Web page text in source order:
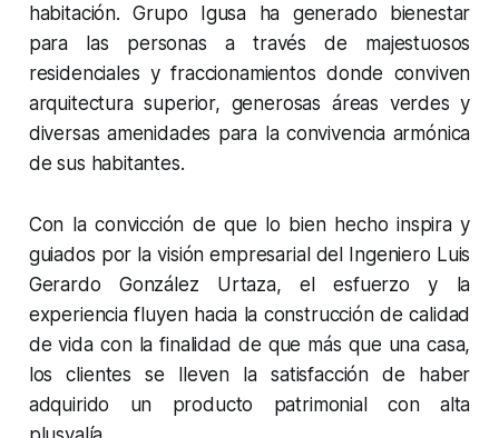
habitación. Grupo Igusa ha generado bienestar
para las personas a través de majestuosos
residenciales y fraccionamientos donde conviven
arquitectura superior, generosas áreas verdes y
diversas amenidades para la convivencia armónica
de sus habitantes.
Con la convicción de que lo bien hecho inspira y
guiados por la visión empresarial del Ingeniero Luis
Gerardo González Urtaza, el esfuerzo y la
experiencia fluyen hacia la construcción de calidad
de vida con la finalidad de que más que una casa,
los clientes se lleven la satisfacción de haber
adquirido un producto patrimonial con alta